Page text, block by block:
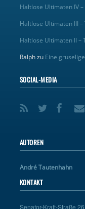
Haltlose Ultimaten IV –
Haltlose Ultimaten III –
Haltlose Ultimaten II –
Ralphzu Eine
SOCIAL-MEDIA
AUTOREN
André Tautenhahn
KONTAKT
Senator-Kraft-Straße 26